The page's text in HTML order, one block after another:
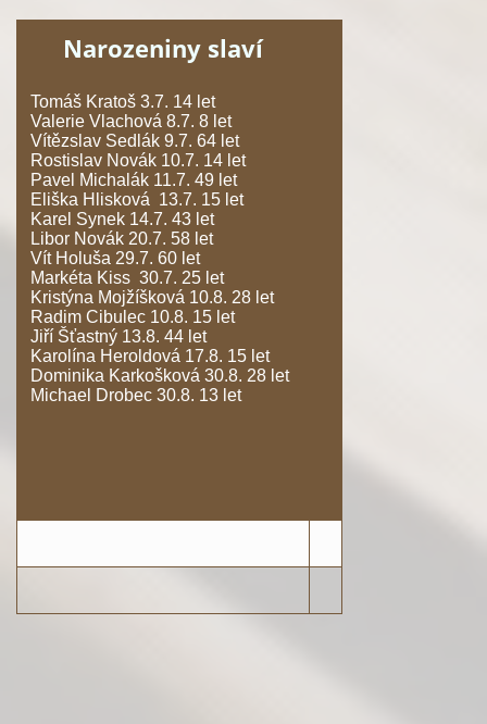
Narozeniny slaví
Tomáš Kratoš 3.7. 14 let
Valerie Vlachová 8.7. 8 let
Vítězslav Sedlák 9.7. 64 let
Rostislav Novák 10.7. 14 let
Pavel Michalák 11.7. 49 let
Eliška Hlisková 13.7. 15 let
Karel Synek 14.7. 43 let
Libor Novák 20.7. 58 let
Vít Holuša 29.7. 60 let
Markéta Kiss 30.7. 25 let
Kristýna Mojžíšková 10.8. 28 let
Radim Cibulec 10.8. 15 let
Jiří Šťastný 13.8. 44 let
Karolína Heroldová 17.8. 15 let
Dominika Karkošková 30.8. 28 let
Michael Drobec 30.8. 13 let